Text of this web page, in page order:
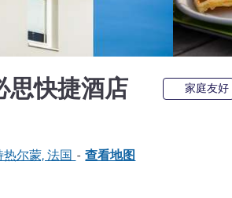
思快捷酒店 2 星 家庭友好
热尔蒙, 法国 - 查看地图